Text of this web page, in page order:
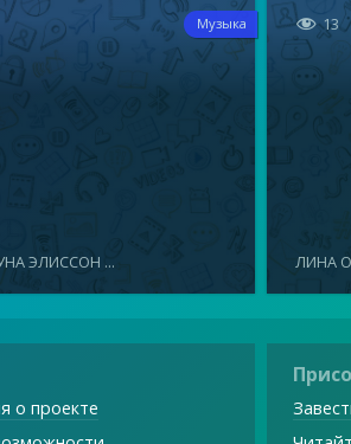
Музыка
ЭЛИССОН ...
 13
ЛИНА
о проекте